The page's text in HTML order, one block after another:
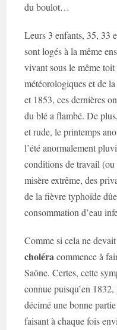
du boulot…
Leurs 3 enfants, 35, 33
sont logés à la même
vivant sous le même
météorologiques et de
et 1853, ces dernières
du blé a flambé. De
et rude, le printemps
l’été anormalement
conditions de travail
misère extrême, des
de la fièvre typhoïde
consommation d’eau
Comme si cela ne
choléracommence à
Saône. Certes, cette
connue puisqu’en
décimé une bonne
faisant à chaque fois